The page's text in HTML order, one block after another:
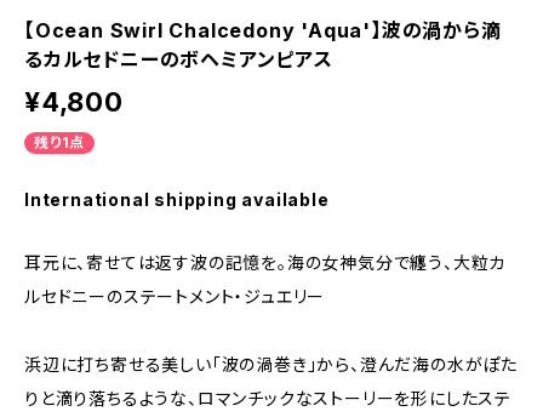
【Ocean Swirl Chalcedony 'Aqua'】波の渦から滴
るカルセドニーのボヘミアンピアス
¥4,800
残り1点
International shipping available
耳元に、寄せては返す波の記憶を。海の女神気分で纏う、大粒カ
ルセドニーのステートメント・ジュエリー
浜辺に打ち寄せる美しい「波の渦巻き」から、澄んだ海の水がぽた
りと滴り落ちるような、ロマンチックなストーリーを形にしたステ